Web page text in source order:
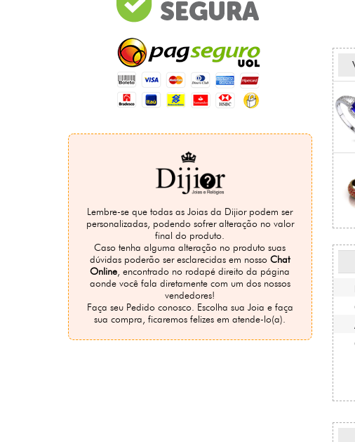
Lembre-se que todas as Joias da Dijior podem ser
personalizadas, podendo sofrer alteração no valor
final do produto.
Caso tenha alguma alteração no produto suas
dúvidas poderão ser esclarecidas em nossoChat
Online , encontrado no rodapé direito da página
aonde você fala diretamente com um dos nossos
vendedores!
Faça seu Pedido conosco. Escolha sua Joia e faça
sua compra, ficaremos felizes em atende-lo(a).